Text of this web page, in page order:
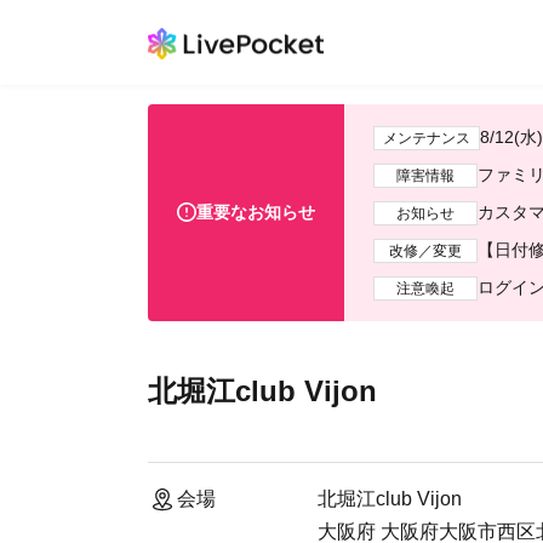
重要なお知らせ
メンテナンス 8/12(水
障害情報 ファミ
お知らせ カスタ
改修／変更 【日付
注意喚起 ログイ
北堀江club Vijon
会場
北堀江club Vijon
大阪府 大阪府大阪市西